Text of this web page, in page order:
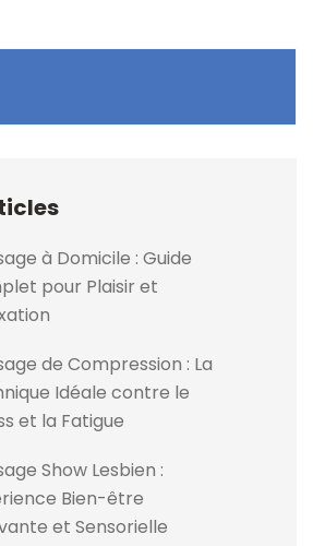
à Domicile : Guide
pour Plaisir et
de Compression : La
Idéale contre le
et la Fatigue
Show Lesbien :
Bien-être
et Sensorielle